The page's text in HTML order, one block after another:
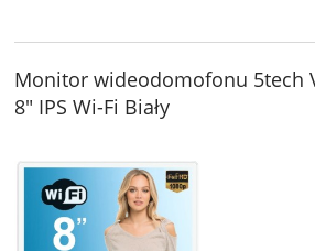
Monitor wideodomofonu 5tech
8" IPS Wi-Fi Biały